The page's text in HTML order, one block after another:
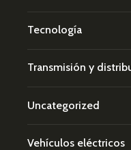
Tecnología
Transmisión y
Uncategorized
Vehículos eléctricos